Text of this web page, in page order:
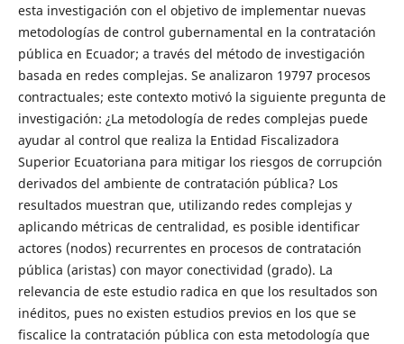
esta investigación con el objetivo de implementar nuevas
metodologías de control gubernamental en la contratación
pública en Ecuador; a través del método de investigación
basada en redes complejas. Se analizaron 19797 procesos
contractuales; este contexto motivó la siguiente pregunta de
investigación: ¿La metodología de redes complejas puede
ayudar al control que realiza la Entidad Fiscalizadora
Superior Ecuatoriana para mitigar los riesgos de corrupción
derivados del ambiente de contratación pública? Los
resultados muestran que, utilizando redes complejas y
aplicando métricas de centralidad, es posible identificar
actores (nodos) recurrentes en procesos de contratación
pública (aristas) con mayor conectividad (grado). La
relevancia de este estudio radica en que los resultados son
inéditos, pues no existen estudios previos en los que se
fiscalice la contratación pública con esta metodología que